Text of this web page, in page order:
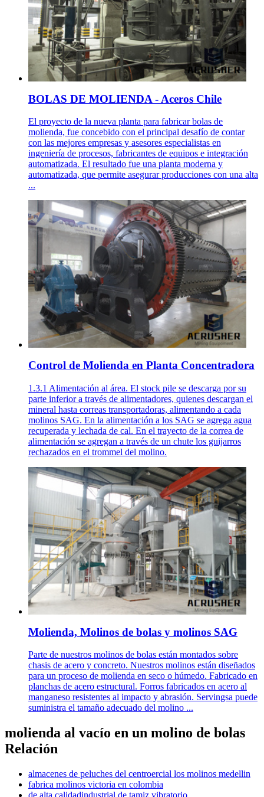
BOLAS DE MOLIENDA - Aceros Chile
El proyecto de la nueva planta para fabricar bolas de
molienda, fue concebido con el principal desafío de contar
con las mejores empresas y asesores especialistas en
ingeniería de procesos, fabricantes de equipos e integración
automatizada. El resultado fue una planta moderna y
automatizada, que permite asegurar producciones con una alta
...
Control de Molienda en Planta Concentradora
1.3.1 Alimentación al área. El stock pile se descarga por su
parte inferior a través de alimentadores, quienes descargan el
mineral hasta correas transportadoras, alimentando a cada
molinos SAG. En la alimentación a los SAG se agrega agua
recuperada y lechada de cal. En el trayecto de la correa de
alimentación se agregan a través de un chute los guijarros
rechazados en el trommel del molino.
Molienda, Molinos de bolas y molinos SAG
Parte de nuestros molinos de bolas están montados sobre
chasis de acero y concreto. Nuestros molinos están diseñados
para un proceso de molienda en seco o húmedo. Fabricado en
planchas de acero estructural. Forros fabricados en acero al
manganeso resistentes al impacto y abrasión. Servingsa puede
suministra el tamaño adecuado del molino ...
molienda al vacío en un molino de bolas
Relación
almacenes de peluches del centroercial los molinos medellin
fabrica molinos victoria en colombia
de alta calidadindustrial de tamiz vibratorio